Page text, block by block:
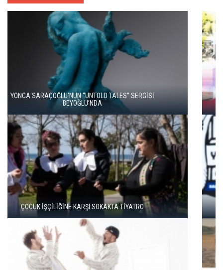
ALTIN PORTAKAL’DA VİCDANIN VE GERÇEĞİN PEŞİNDE İKİ FİLM
TÜRKAN ŞORAY VE CAHİT BERKAY, 'SELVİ BOYLUM AL
YAZMALIM’I BİRLİKTE İZLEDİ